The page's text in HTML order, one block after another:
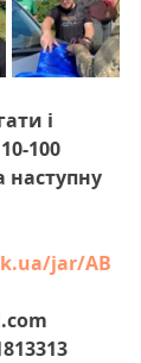
і
100
наступну
jar/AB